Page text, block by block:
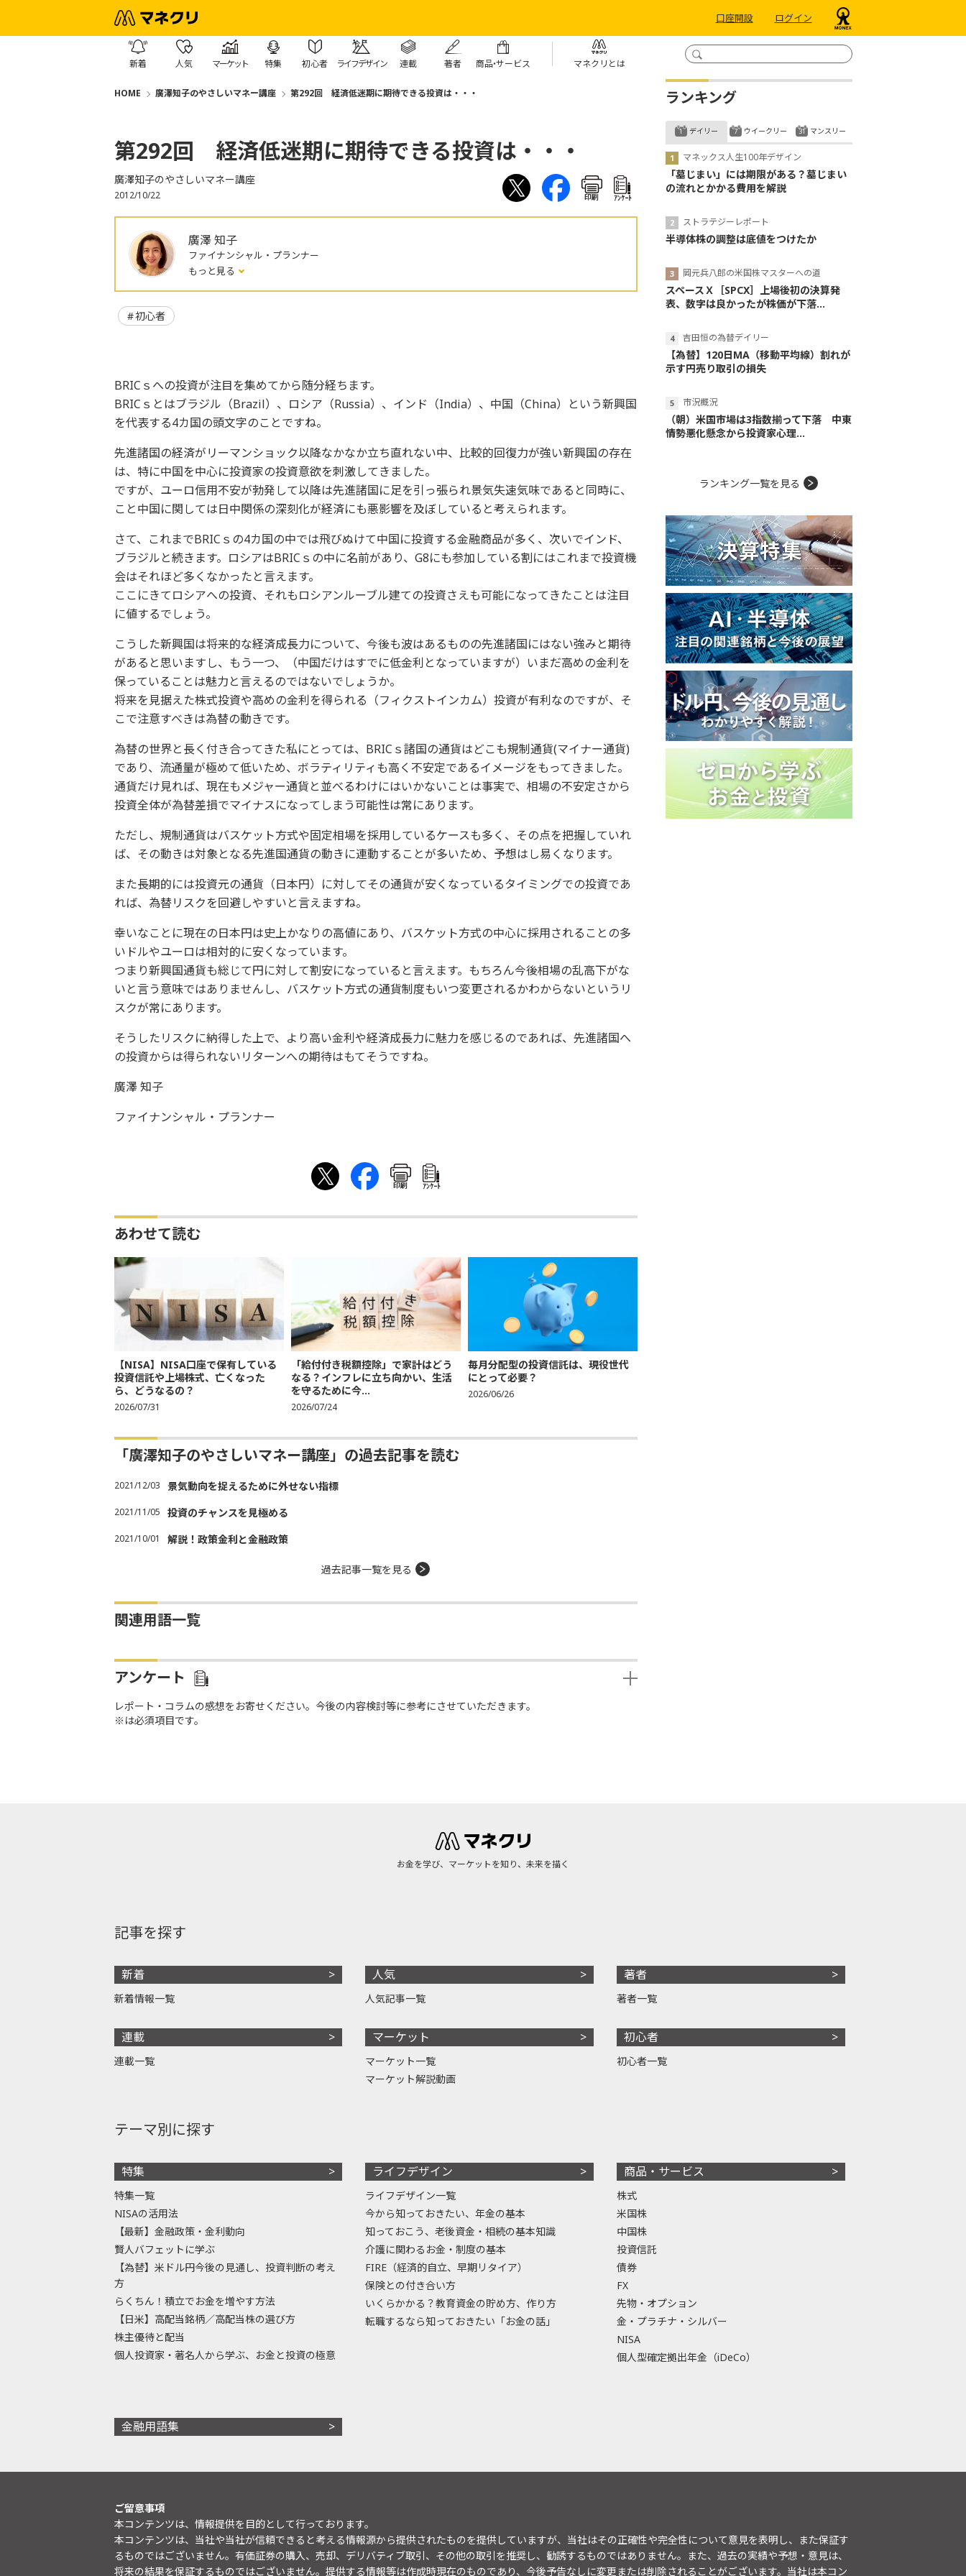
口座開設 ログイン
新着 人気 マーケット 特集 初心者 ライフデザイン 連載 著者 商品・サービス マネクリとは
HOME 廣澤知子のやさしいマネー講座 第292回 経済低迷期に期待できる投資は・・・
第292回 経済低迷期に期待できる投資は・・・
廣澤知子のやさしいマネー講座
2012/10/22 印刷 ｱﾝｹｰﾄ
廣澤 知子
ファイナンシャル・プランナー
もっと見る
初心者
BRICｓへの投資が注目を集めてから随分経ちます。
BRICｓとはブラジル（Brazil）、ロシア（Russia）、インド（India）、中国（China）という新興国
を代表する4カ国の頭文字のことですね。
先進諸国の経済がリーマンショック以降なかなか立ち直れない中、比較的回復力が強い新興国の存在
は、特に中国を中心に投資家の投資意欲を刺激してきました。
ですが、ユーロ信用不安が勃発して以降は先進諸国に足を引っ張られ景気失速気味であると同時に、
こと中国に関しては日中関係の深刻化が経済にも悪影響を及ぼしていると考えられます。
さて、これまでBRICｓの4カ国の中では飛びぬけて中国に投資する金融商品が多く、次いでインド、
ブラジルと続きます。ロシアはBRICｓの中に名前があり、G8にも参加している割にはこれまで投資機
会はそれほど多くなかったと言えます。
ここにきてロシアへの投資、それもロシアンルーブル建ての投資さえも可能になってきたことは注目
に値するでしょう。
こうした新興国は将来的な経済成長力について、今後も波はあるものの先進諸国にはない強みと期待
があると思いますし、もう一つ、（中国だけはすでに低金利となっていますが）いまだ高めの金利を
保っていることは魅力と言えるのではないでしょうか。
将来を見据えた株式投資や高めの金利を得られる（フィクストインカム）投資が有利なのですが、そ
こで注意すべきは為替の動きです。
為替の世界と長く付き合ってきた私にとっては、BRICｓ諸国の通貨はどこも規制通貨(マイナー通貨)
であり、流通量が極めて低いため、ボラティリティも高く不安定であるイメージをもってきました。
通貨だけ見れば、現在もメジャー通貨と並べるわけにはいかないことは事実で、相場の不安定さから
投資全体が為替差損でマイナスになってしまう可能性は常にあります。
ただし、規制通貨はバスケット方式や固定相場を採用しているケースも多く、その点を把握していれ
ば、その動きは対象となる先進国通貨の動きに連動することが多いため、予想はし易くなります。
また長期的には投資元の通貨（日本円）に対してその通貨が安くなっているタイミングでの投資であ
れば、為替リスクを回避しやすいと言えますね。
幸いなことに現在の日本円は史上かなりの高値にあり、バスケット方式の中心に採用されることの多
いドルやユーロは相対的に安くなっています。
つまり新興国通貨も総じて円に対して割安になっていると言えます。もちろん今後相場の乱高下がな
いと言う意味ではありませんし、バスケット方式の通貨制度もいつ変更されるかわからないというリ
スクが常にあります。
そうしたリスクに納得した上で、より高い金利や経済成長力に魅力を感じるのであれば、先進諸国へ
の投資からは得られないリターンへの期待はもてそうですね。
廣澤 知子
ファイナンシャル・プランナー
印刷 ｱﾝｹｰﾄ
あわせて読む
【NISA】NISA口座で保有している
投資信託や上場株式、亡くなった
ら、どうなるの？
2026/07/31
「給付付き税額控除」で家計はどう
なる？インフレに立ち向かい、生活
を守るために今...
2026/07/24
毎月分配型の投資信託は、現役世代
にとって必要？
2026/06/26
「廣澤知子のやさしいマネー講座」の過去記事を読む
2021/12/03 景気動向を捉えるために外せない指標
2021/11/05 投資のチャンスを見極める
2021/10/01 解説！政策金利と金融政策
過去記事一覧を見る
関連用語一覧
アンケート
レポート・コラムの感想をお寄せください。今後の内容検討等に参考にさせていただきます。
※は必須項目です。
ランキング
デイリー
マネックス人生100年デザイン
「墓じまい」には期限がある？墓じまい
の流れとかかる費用を解説
ストラテジーレポート
半導体株の調整は底値をつけたか
岡元兵八郎の米国株マスターへの道
スペースＸ［SPCX］上場後初の決算発
表、数字は良かったが株価が下落...
吉田恒の為替デイリー
【為替】120日MA（移動平均線）割れが
示す円売り取引の損失
市況概況
（朝）米国市場は3指数揃って下落 中東
情勢悪化懸念から投資家心理...
ウイークリー マンスリー
ランキング一覧を見る
お金を学び、マーケットを知り、未来を描く
記事を探す
新着
新着情報一覧
連載
連載一覧
人気
人気記事一覧
マーケット
マーケット一覧
マーケット解説動画
著者
著者一覧
初心者
初心者一覧
テーマ別に探す
特集
特集一覧
NISAの活用法
【最新】金融政策・金利動向
賢人バフェットに学ぶ
【為替】米ドル円今後の見通し、投資判断の考え
方
らくちん！積立でお金を増やす方法
【日米】高配当銘柄／高配当株の選び方
株主優待と配当
個人投資家・著名人から学ぶ、お金と投資の極意
ライフデザイン
ライフデザイン一覧
今から知っておきたい、年金の基本
知っておこう、老後資金・相続の基本知識
介護に関わるお金・制度の基本
FIRE（経済的自立、早期リタイア）
保険との付き合い方
いくらかかる？教育資金の貯め方、作り方
転職するなら知っておきたい「お金の話」
商品・サービス
株式
米国株
中国株
投資信託
債券
FX
先物・オプション
金・プラチナ・シルバー
NISA
個人型確定拠出年金（iDeCo）
金融用語集
ご留意事項
本コンテンツは、情報提供を目的として行っております。
本コンテンツは、当社や当社が信頼できると考える情報源から提供されたものを提供していますが、当社はその正確性や完全性について意見を表明し、また保証す
るものではございません。有価証券の購入、売却、デリバティブ取引、その他の取引を推奨し、勧誘するものではありません。また、過去の実績や予想・意見は、
将来の結果を保証するものではございません。提供する情報等は作成時現在のものであり、今後予告なしに変更または削除されることがございます。当社は本コン